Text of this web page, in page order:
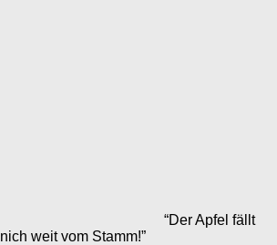
“Der Apfel fällt
nich weit vom Stamm!”